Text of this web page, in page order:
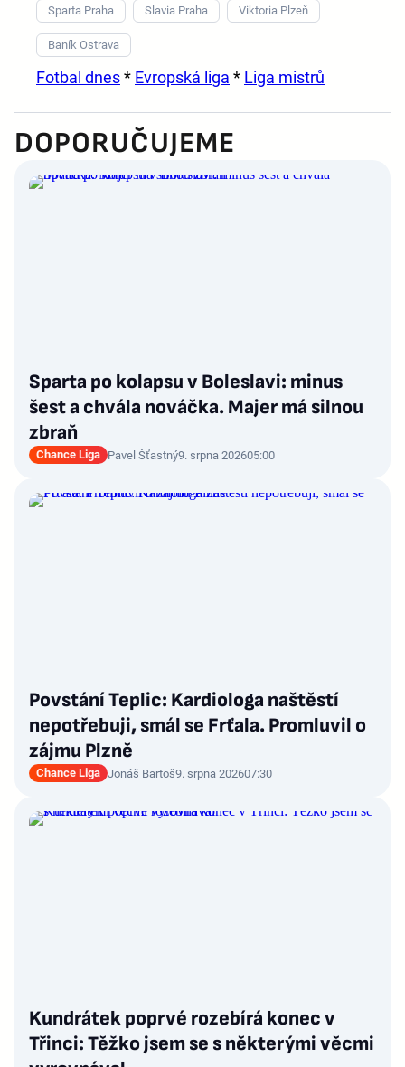
Sparta Praha Slavia Praha Viktoria Plzeň
Baník Ostrava
Fotbal dnes* Evropská liga * Liga mistrů
DOPORUČUJEME
Sparta po kolapsu v Boleslavi: minus
šest a chvála nováčka. Majer má silnou
zbraň
Chance Liga Pavel Šťastný9. srpna 202605:00
Povstání Teplic: Kardiologa naštěstí
nepotřebuji, smál se Frťala. Promluvil o
zájmu Plzně
Chance Liga Jonáš Bartoš9. srpna 202607:30
Kundrátek poprvé rozebírá konec v
Třinci: Těžko jsem se s některými věcmi